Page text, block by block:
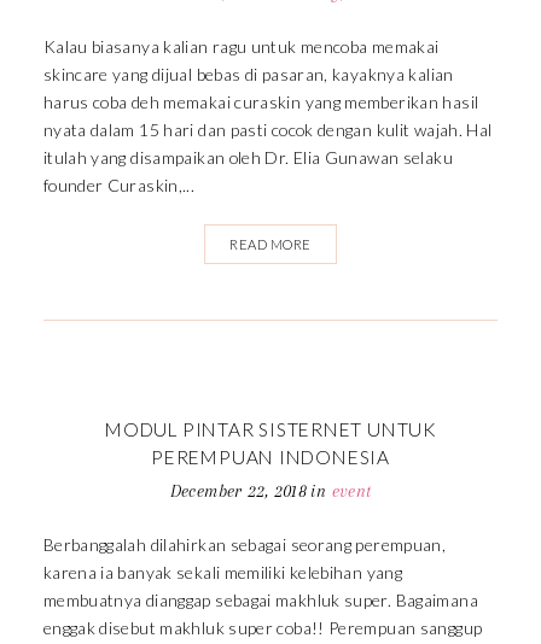
Kalau biasanya kalian ragu untuk mencoba memakai
skincare yang dijual bebas di pasaran, kayaknya kalian
harus coba deh memakai curaskin yang memberikan hasil
nyata dalam 15 hari dan pasti cocok dengan kulit wajah. Hal
itulah yang disampaikan oleh Dr. Elia Gunawan selaku
founder Curaskin,...
READ MORE
MODUL PINTAR SISTERNET UNTUK
PEREMPUAN INDONESIA
December 22, 2018 in event
Berbanggalah dilahirkan sebagai seorang perempuan,
karena ia banyak sekali memiliki kelebihan yang
membuatnya dianggap sebagai makhluk super. Bagaimana
enggak disebut makhluk super coba!! Perempuan sanggup